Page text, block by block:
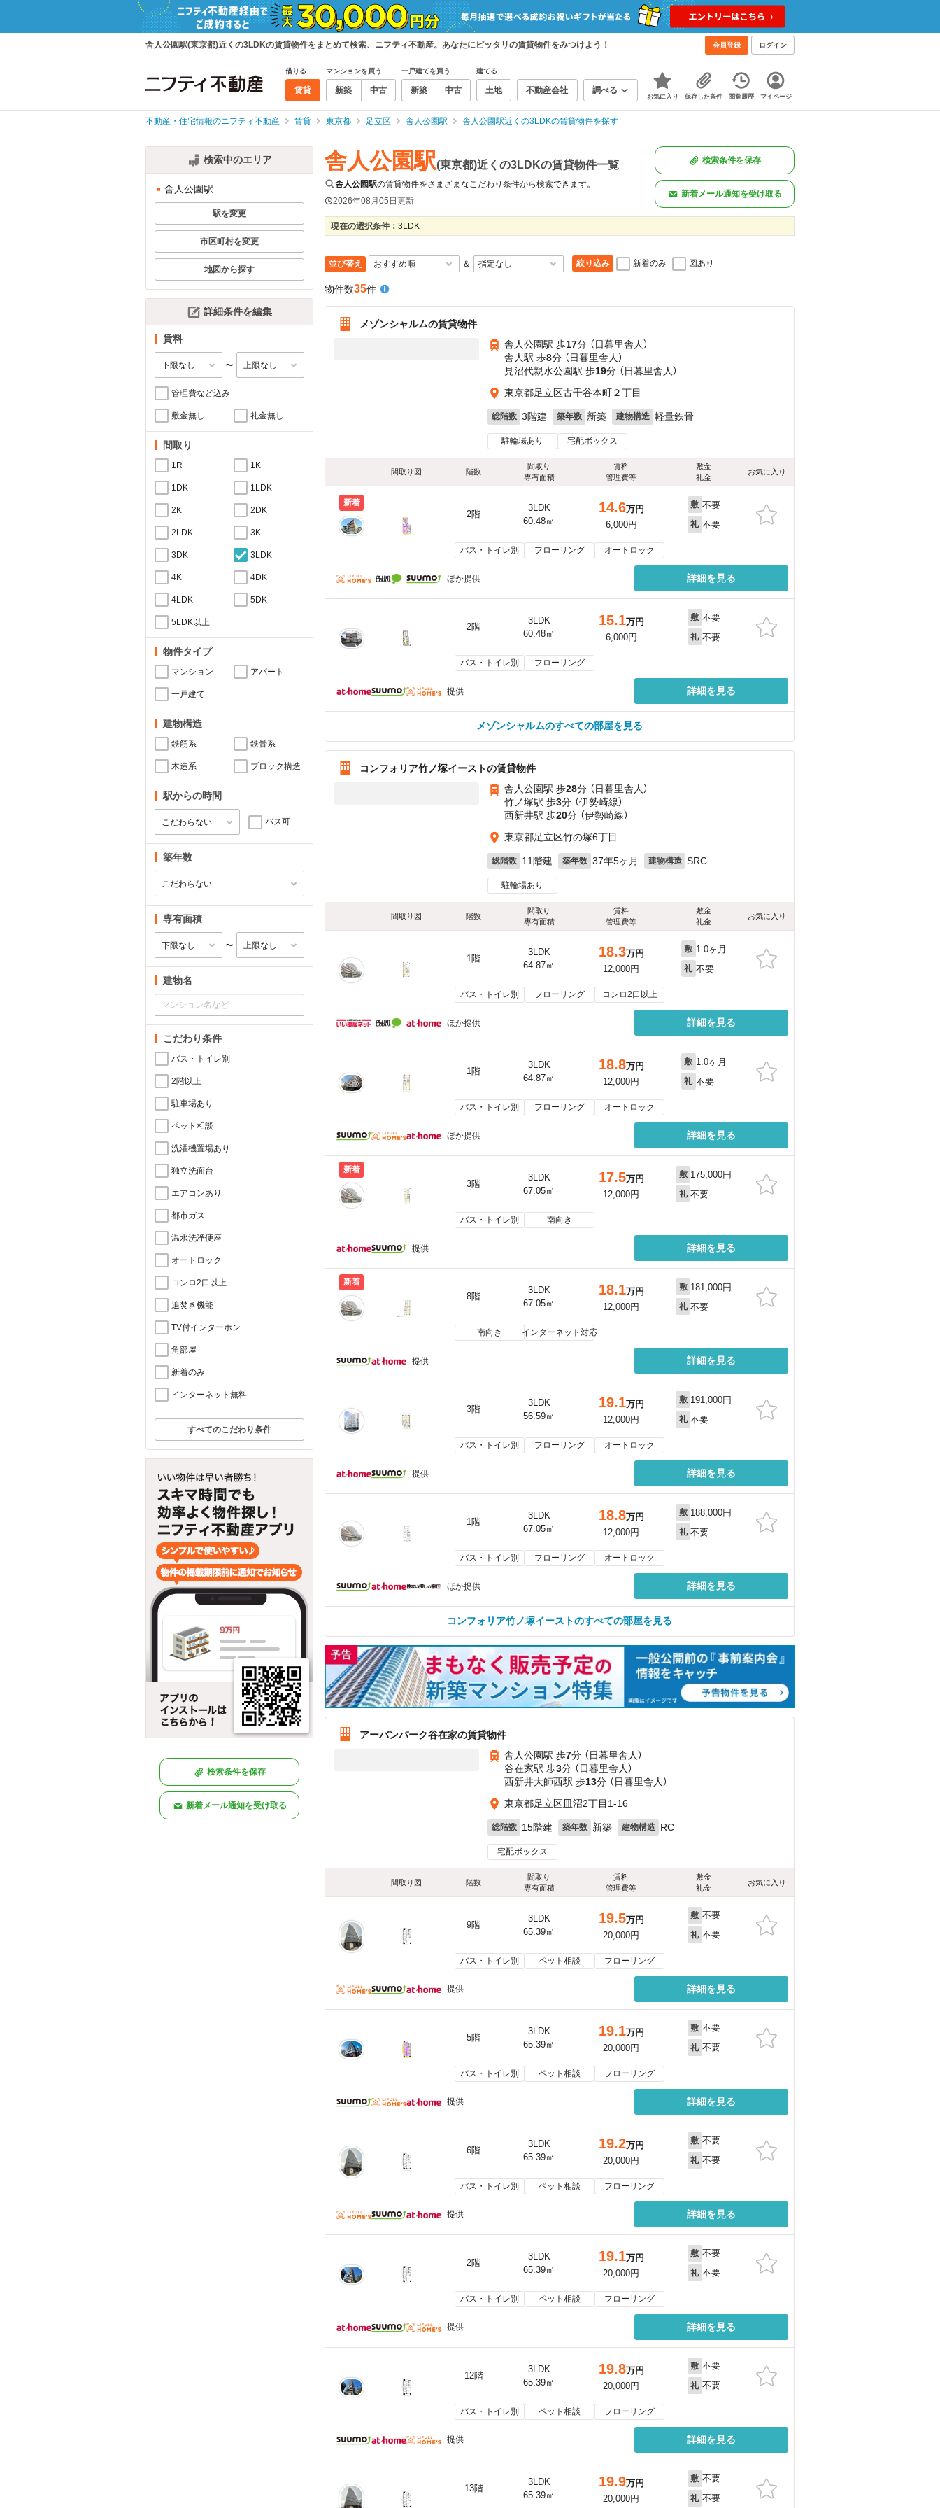
舎人公園駅(東京都)近くの3LDKの賃貸物件をまとめて検索、ニフティ不動産。あなたにピッタリの賃貸物件をみつけよう！ 会員登録 ログイン
借りる
賃貸
マンションを買う
新築 中古
一戸建てを買う
新築 中古
建てる
土地 不動産会社 調べる
お気に入り 保存した条件 閲覧履歴 マイページ
不動産・住宅情報のニフティ不動産 賃貸 東京都 足立区 舎人公園駅 舎人公園駅近くの3LDKの賃貸物件を探す
検索中のエリア
舎人公園駅
駅を変更
市区町村を変更
地図から探す
詳細条件を編集
賃料
〜
管理費など込み
敷金無し 礼金無し
間取り
1R 1K
1DK 1LDK
2K 2DK
2LDK 3K
3DK 3LDK
4K 4DK
4LDK 5DK
5LDK以上
物件タイプ
マンション アパート
一戸建て
建物構造
鉄筋系 鉄骨系
木造系 ブロック構造
駅からの時間
バス可
築年数
専有面積
〜
建物名
こだわり条件
バス・トイレ別
2階以上
駐車場あり
ペット相談
洗濯機置場あり
独立洗面台
エアコンあり
都市ガス
温水洗浄便座
オートロック
コンロ2口以上
追焚き機能
TV付インターホン
角部屋
新着のみ
インターネット無料
すべてのこだわり条件
検索条件を保存
新着メール通知を受け取る
舎人公園駅(東京都)近くの3LDKの賃貸物件一覧
舎人公園駅の賃貸物件をさまざまなこだわり条件から検索できます。
2026年08月05日更新
検索条件を保存
新着メール通知を受け取る
現在の選択条件： 3LDK
並び替え ＆ 絞り込み 新着のみ 図あり
物件数35件
メゾンシャルムの賃貸物件
舎人公園駅 歩17分 （日暮里舎人）
舎人駅 歩8分 （日暮里舎人）
見沼代親水公園駅 歩19分 （日暮里舎人）
東京都足立区古千谷本町２丁目
総階数 3階建 築年数 新築 建物構造 軽量鉄骨
駐輪場あり 宅配ボックス
間取り図 階数
間取り
専有面積
賃料
管理費等
敷金
礼金
お気に入り
新着
2階
3LDK
60.48㎡
14.6万円
6,000円
敷 不要
礼 不要
バス・トイレ別 フローリング オートロック
ほか提供 詳細を見る
2階
3LDK
60.48㎡
15.1万円
6,000円
敷 不要
礼 不要
バス・トイレ別 フローリング
提供 詳細を見る
メゾンシャルムのすべての部屋を見る
コンフォリア竹ノ塚イーストの賃貸物件
舎人公園駅 歩28分 （日暮里舎人）
竹ノ塚駅 歩3分 （伊勢崎線）
西新井駅 歩20分 （伊勢崎線）
東京都足立区竹の塚6丁目
総階数 11階建 築年数 37年5ヶ月 建物構造 SRC
駐輪場あり
間取り図 階数
間取り
専有面積
賃料
管理費等
敷金
礼金
お気に入り
1階
3LDK
64.87㎡
18.3万円
12,000円
敷 1.0ヶ月
礼 不要
バス・トイレ別 フローリング コンロ2口以上
ほか提供 詳細を見る
1階
3LDK
64.87㎡
18.8万円
12,000円
敷 1.0ヶ月
礼 不要
バス・トイレ別 フローリング オートロック
ほか提供 詳細を見る
新着
3階
3LDK
67.05㎡
17.5万円
12,000円
敷 175,000円
礼 不要
バス・トイレ別 南向き
提供 詳細を見る
新着
8階
3LDK
67.05㎡
18.1万円
12,000円
敷 181,000円
礼 不要
南向き インターネット対応
提供 詳細を見る
3階
3LDK
56.59㎡
19.1万円
12,000円
敷 191,000円
礼 不要
バス・トイレ別 フローリング オートロック
提供 詳細を見る
1階
3LDK
67.05㎡
18.8万円
12,000円
敷 188,000円
礼 不要
バス・トイレ別 フローリング オートロック
ほか提供 詳細を見る
コンフォリア竹ノ塚イーストのすべての部屋を見る
アーバンパーク谷在家の賃貸物件
舎人公園駅 歩7分 （日暮里舎人）
谷在家駅 歩3分 （日暮里舎人）
西新井大師西駅 歩13分 （日暮里舎人）
東京都足立区皿沼2丁目1-16
総階数 15階建 築年数 新築 建物構造 RC
宅配ボックス
間取り図 階数
間取り
専有面積
賃料
管理費等
敷金
礼金
お気に入り
9階
3LDK
65.39㎡
19.5万円
20,000円
敷 不要
礼 不要
バス・トイレ別 ペット相談 フローリング
提供 詳細を見る
5階
3LDK
65.39㎡
19.1万円
20,000円
敷 不要
礼 不要
バス・トイレ別 ペット相談 フローリング
提供 詳細を見る
6階
3LDK
65.39㎡
19.2万円
20,000円
敷 不要
礼 不要
バス・トイレ別 ペット相談 フローリング
提供 詳細を見る
2階
3LDK
65.39㎡
19.1万円
20,000円
敷 不要
礼 不要
バス・トイレ別 ペット相談 フローリング
提供 詳細を見る
12階
3LDK
65.39㎡
19.8万円
20,000円
敷 不要
礼 不要
バス・トイレ別 ペット相談 フローリング
提供 詳細を見る
13階
3LDK
65.39㎡
19.9万円
20,000円
敷 不要
礼 不要